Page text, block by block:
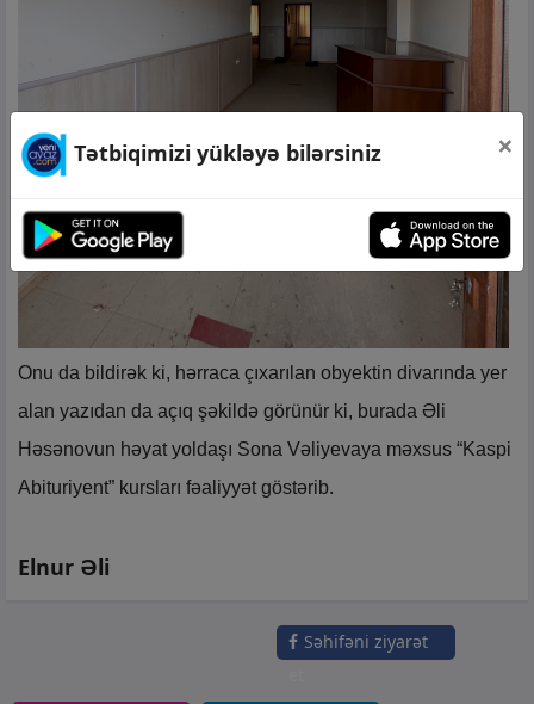
Onu da bildirək ki, hərraca çıxarılan obyektin divarında yer
alan yazıdan da açıq şəkildə görünür ki, burada Əli
Həsənovun həyat yoldaşı Sona Vəliyevaya məxsus “Kaspi
Abituriyent” kursları fəaliyyət göstərib.
Elnur Əli
Səhifəni ziyarət
Tətbiqimizi yükləyə bilərsiniz ×